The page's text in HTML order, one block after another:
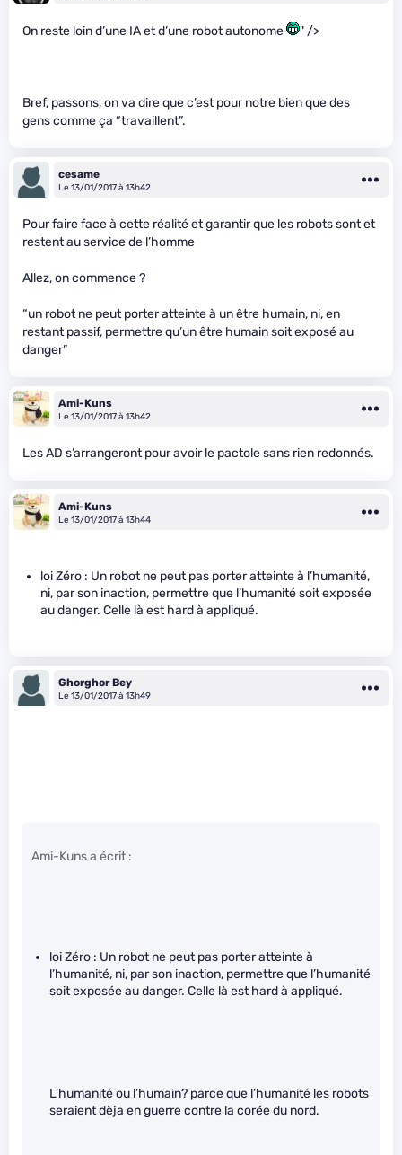
On reste loin d’une IA et d’une robot autonome " />
Bref, passons, on va dire que c’est pour notre bien que des
gens comme ça “travaillent”.
cesame
Le 13/01/2017 à 13h42
Pour faire face à cette réalité et garantir que les robots sont et
restent au service de l’homme
Allez, on commence ?
“un robot ne peut porter atteinte à un être humain, ni, en
restant passif, permettre qu’un être humain soit exposé au
danger”
Ami-Kuns
Le 13/01/2017 à 13h42
Les AD s’arrangeront pour avoir le pactole sans rien redonnés.
Ami-Kuns
Le 13/01/2017 à 13h44
loi Zéro : Un robot ne peut pas porter atteinte à l’humanité,
ni, par son inaction, permettre que l’humanité soit exposée
au danger. Celle là est hard à appliqué.
Ghorghor Bey
Le 13/01/2017 à 13h49
Ami-Kuns a écrit :
loi Zéro : Un robot ne peut pas porter atteinte à
l’humanité, ni, par son inaction, permettre que l’humanité
soit exposée au danger. Celle là est hard à appliqué.
L’humanité ou l’humain? parce que l’humanité les robots
seraient dèja en guerre contre la corée du nord.